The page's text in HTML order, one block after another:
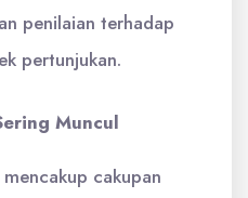
penilaian terhadap
pertunjukan.
Muncul
cakupan